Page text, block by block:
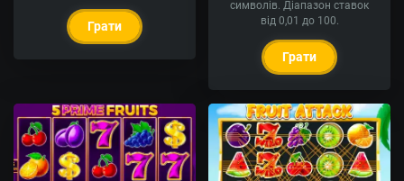
Грати
символів. Діапазон ставок
від 0,01 до 100.
Грати